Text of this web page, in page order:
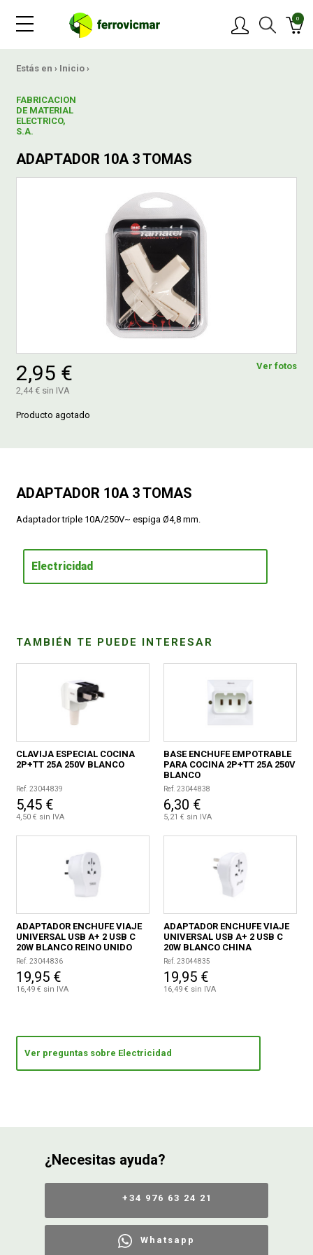
0
Estás en › Inicio ›
FABRICACION
DE MATERIAL
ELECTRICO,
S.A.
ADAPTADOR 10A 3 TOMAS
Ver fotos
2,95 €
2,44 € sin IVA
Producto agotado
ADAPTADOR 10A 3 TOMAS
Adaptador triple 10A/250V~ espiga Ø4,8 mm.
Electricidad
TAMBIÉN TE PUEDE INTERESAR
CLAVIJA ESPECIAL COCINA
2P+TT 25A 250V BLANCO
Ref. 23044839
5,45 €
4,50 € sin IVA
BASE ENCHUFE EMPOTRABLE
PARA COCINA 2P+TT 25A 250V
BLANCO
Ref. 23044838
6,30 €
5,21 € sin IVA
ADAPTADOR ENCHUFE VIAJE
UNIVERSAL USB A+ 2 USB C
20W BLANCO REINO UNIDO
Ref. 23044836
19,95 €
16,49 € sin IVA
ADAPTADOR ENCHUFE VIAJE
UNIVERSAL USB A+ 2 USB C
20W BLANCO CHINA
Ref. 23044835
19,95 €
16,49 € sin IVA
Ver preguntas sobre Electricidad
¿Necesitas ayuda?
+34 976 63 24 21
Whatsapp
OFERTAS
NOVEDADES
BLOG
CONTACTAR
FERROVICMAR
CATÁLOGOS
GUÍAS
CONDICIONES